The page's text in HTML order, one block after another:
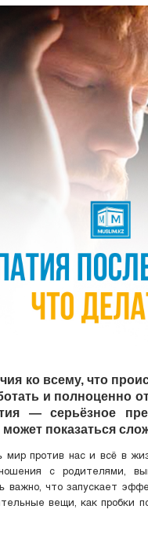
ко всему, что
и полноценно
— серьёзное
показаться
мир против нас и всё в
с родителями,
важно, что запускает
вещи, как пробки